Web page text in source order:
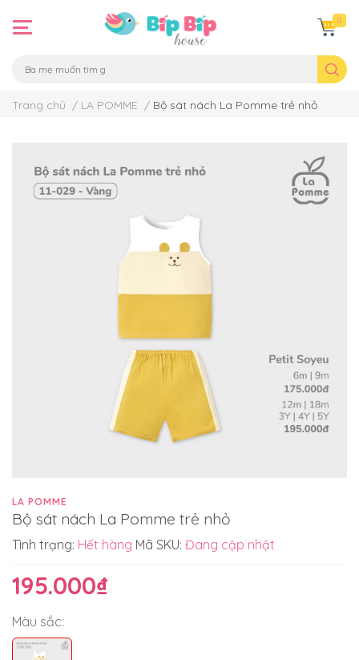
0
Trang chủ / LA POMME / Bộ sát nách La Pomme trẻ nhỏ
LA POMME
Bộ sát nách La Pomme trẻ nhỏ
Tình trạng: Hết hàng Mã SKU: Đang cập nhật
195.000₫
Màu sắc: